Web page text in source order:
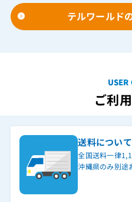
テルワールド
USER
ご利
送料について
全国送料一律
沖縄県のみ別途